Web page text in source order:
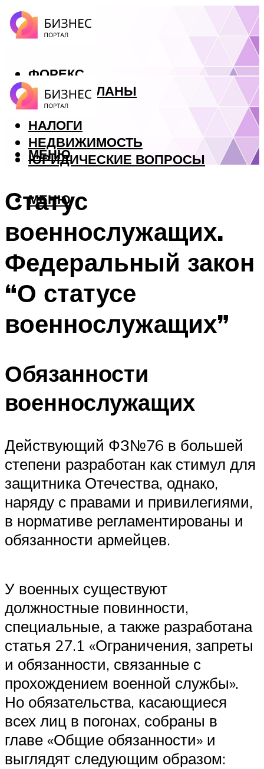
ФОРЕКС
БИЗНЕС ПЛАНЫ
КРЕДИТЫ
НАЛОГИ
НЕДВИЖИМОСТЬ
ЮРИДИЧЕСКИЕ ВОПРОСЫ
МЕНЮ
МЕНЮ
Статус
военнослужащих.
Федеральный закон
“О статусе
военнослужащих”
Обязанности
военнослужащих
Действующий ФЗ№76 в большей
степени разработан как стимул для
защитника Отечества, однако,
наряду с правами и привилегиями,
в нормативе регламентированы и
обязанности армейцев.
У военных существуют
должностные повинности,
специальные, а также разработана
статья 27.1 «Ограничения, запреты
и обязанности, связанные с
прохождением военной службы».
Но обязательства, касающиеся
всех лиц в погонах, собраны в
главе «Общие обязанности» и
выглядят следующим образом: